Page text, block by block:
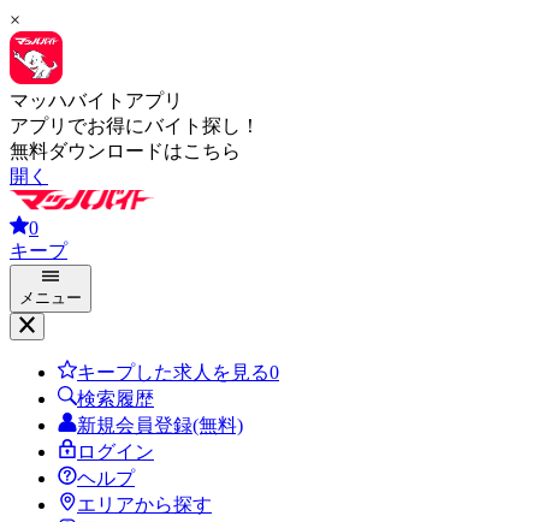
×
マッハバイトアプリ
アプリでお得にバイト探し！
無料ダウンロードはこちら
開く
0
キープ
メニュー
キープした求人を見る0
検索履歴
新規会員登録(無料)
ログイン
ヘルプ
エリアから探す